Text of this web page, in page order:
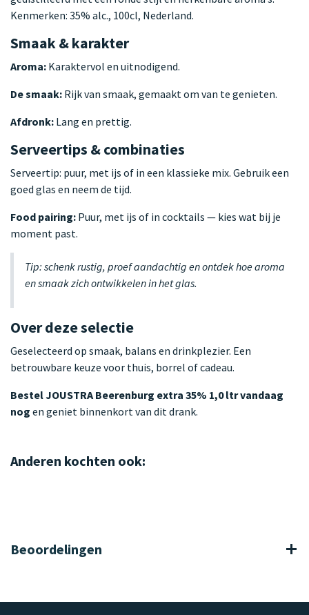
Kenmerken: 35% alc., 100cl, Nederland.
Smaak & karakter
Aroma: Karaktervol en uitnodigend.
De smaak: Rijk van smaak, gemaakt om van te genieten.
Afdronk: Lang en prettig.
Serveertips & combinaties
Serveertip: puur, met ijs of in een klassieke mix. Gebruik een
goed glas en neem de tijd.
Food pairing: Puur, met ijs of in cocktails — kies wat bij je
moment past.
Tip: schenk rustig, proef aandachtig en ontdek hoe aroma
en smaak zich ontwikkelen in het glas.
Over deze selectie
Geselecteerd op smaak, balans en drinkplezier. Een
betrouwbare keuze voor thuis, borrel of cadeau.
Bestel JOUSTRA Beerenburg extra 35% 1,0 ltr vandaag
nog en geniet binnenkort van dit drank.
Anderen kochten ook:
Beoordelingen